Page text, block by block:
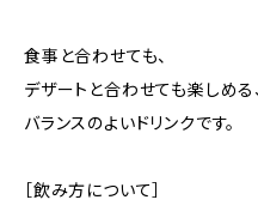
食事と合わせても、
デザートと合わせても楽しめる、
バランスのよいドリンクです。
［飲み方について］